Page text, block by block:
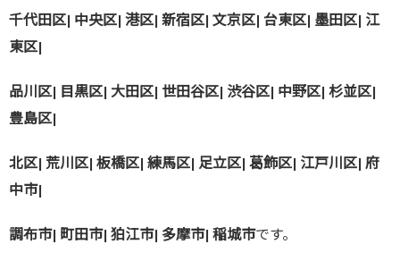
千代田区| 中央区| 港区| 新宿区| 文京区| 台東区| 墨田区| 江
東区|
品川区| 目黒区| 大田区| 世田谷区| 渋谷区| 中野区| 杉並区|
豊島区|
北区| 荒川区| 板橋区| 練馬区| 足立区| 葛飾区| 江戸川区| 府
中市|
調布市| 町田市| 狛江市| 多摩市| 稲城市です。